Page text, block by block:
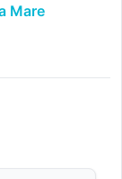
Mare